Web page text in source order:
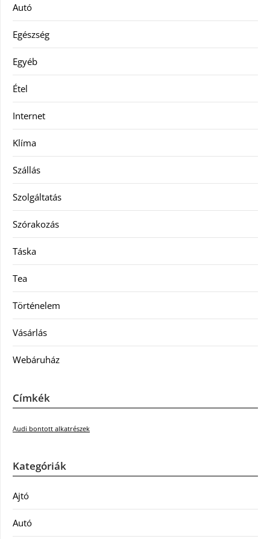
Autó
Egészség
Egyéb
Étel
Internet
Klíma
Szállás
Szolgáltatás
Szórakozás
Táska
Tea
Történelem
Vásárlás
Webáruház
Címkék
Audi bontott alkatrészek
Kategóriák
Ajtó
Autó